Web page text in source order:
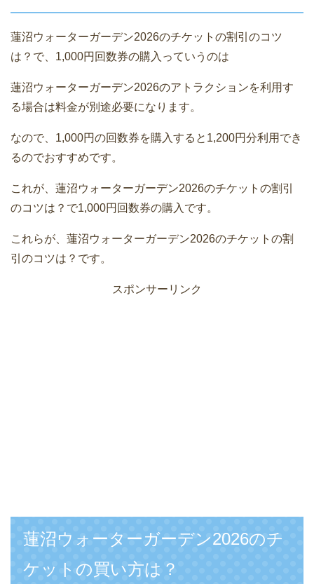
蓮沼ウォーターガーデン2026のチケットの割引のコツ
は？で、1,000円回数券の購入っていうのは
蓮沼ウォーターガーデン2026のアトラクションを利用す
る場合は料金が別途必要になります。
なので、1,000円の回数券を購入すると1,200円分利用でき
るのでおすすめです。
これが、蓮沼ウォーターガーデン2026のチケットの割引
のコツは？で1,000円回数券の購入です。
これらが、蓮沼ウォーターガーデン2026のチケットの割
引のコツは？です。
スポンサーリンク
蓮沼ウォーターガーデン2026のチ
ケットの買い方は？